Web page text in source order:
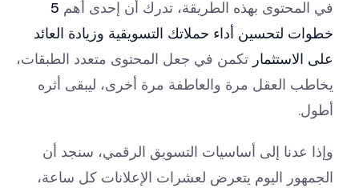
في المحتوى بهذه الطريقة، تدرك أن إحدى أهم 5
خطوات لتحسين أداء حملاتك التسويقية وزيادة العائد
على الاستثمار تكمن في جعل المحتوى متعدد الطبقات،
يخاطب العقل مرة والعاطفة مرة أخرى، ليبقى أثره
أطول.
وإذا عدنا إلى أساسيات التسويق الرقمي، سنجد أن
الجمهور اليوم يتعرض لعشرات الإعلانات كل ساعة،